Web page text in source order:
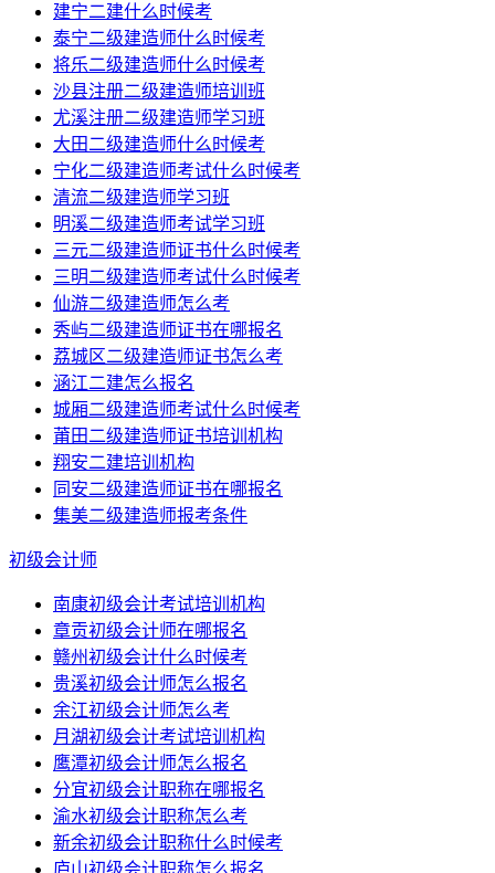
建宁二建什么时候考
泰宁二级建造师什么时候考
将乐二级建造师什么时候考
沙县注册二级建造师培训班
尤溪注册二级建造师学习班
大田二级建造师什么时候考
宁化二级建造师考试什么时候考
清流二级建造师学习班
明溪二级建造师考试学习班
三元二级建造师证书什么时候考
三明二级建造师考试什么时候考
仙游二级建造师怎么考
秀屿二级建造师证书在哪报名
荔城区二级建造师证书怎么考
涵江二建怎么报名
城厢二级建造师考试什么时候考
莆田二级建造师证书培训机构
翔安二建培训机构
同安二级建造师证书在哪报名
集美二级建造师报考条件
初级会计师
南康初级会计考试培训机构
章贡初级会计师在哪报名
赣州初级会计什么时候考
贵溪初级会计师怎么报名
余江初级会计师怎么考
月湖初级会计考试培训机构
鹰潭初级会计师怎么报名
分宜初级会计职称在哪报名
渝水初级会计职称怎么考
新余初级会计职称什么时候考
庐山初级会计职称怎么报名